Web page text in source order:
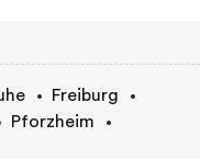
Freiburg
Pforzheim